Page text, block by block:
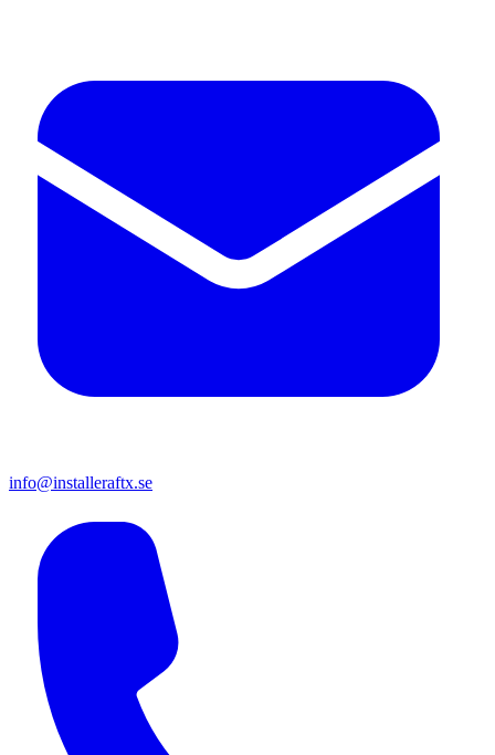
info@installeraftx.se